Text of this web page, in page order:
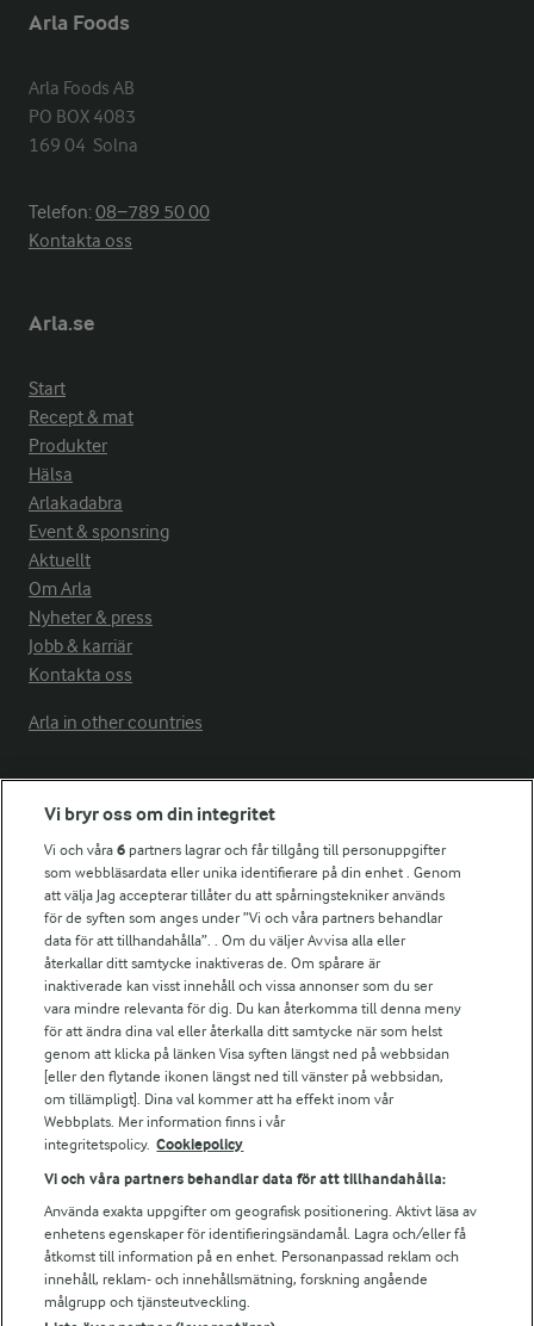
Arla Foods
Arla Foods AB
PO BOX 4083
169 04  Solna
Telefon:08−789 50 00
Kontakta oss
Arla.se
Start
Recept & mat
Produkter
Hälsa
Arlakadabra
Event & sponsring
Aktuellt
Om Arla
Nyheter & press
Jobb & karriär
Kontakta oss
Arla in other countries
Fler Arlasajter
För ägare
Arlas kundportal
Arla.com
Falbygdens Ost
Arla webbshop
Bildbank
Följ oss
Vi bryr oss om din integritet
Vi och våra6 partners lagrar och får tillgång till personuppgifter
som webbläsardata eller unika identifierare på din enhet . Genom
att välja Jag accepterar tillåter du att spårningstekniker används
för de syften som anges under ”Vi och våra partners behandlar
data för att tillhandahålla”. . Om du väljer Avvisa alla eller
återkallar ditt samtycke inaktiveras de. Om spårare är
inaktiverade kan visst innehåll och vissa annonser som du ser
vara mindre relevanta för dig. Du kan återkomma till denna meny
för att ändra dina val eller återkalla ditt samtycke när som helst
genom att klicka på länken Visa syften längst ned på webbsidan
[eller den flytande ikonen längst ned till vänster på webbsidan,
om tillämpligt]. Dina val kommer att ha effekt inom vår
Webbplats. Mer information finns i vår
integritetspolicy. Cookiepolicy
Vi och våra partners behandlar data för att tillhandahålla:
Använda exakta uppgifter om geografisk positionering. Aktivt läsa av
enhetens egenskaper för identifieringsändamål. Lagra och/eller få
åtkomst till information på en enhet. Personanpassad reklam och
innehåll, reklam- och innehållsmätning, forskning angående
målgrupp och tjänsteutveckling.